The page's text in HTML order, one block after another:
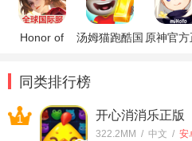
Honor of
汤姆猫跑酷国 原神官方
同类排行榜
1 开心消消乐正版
322.2MM / 中文 / 安